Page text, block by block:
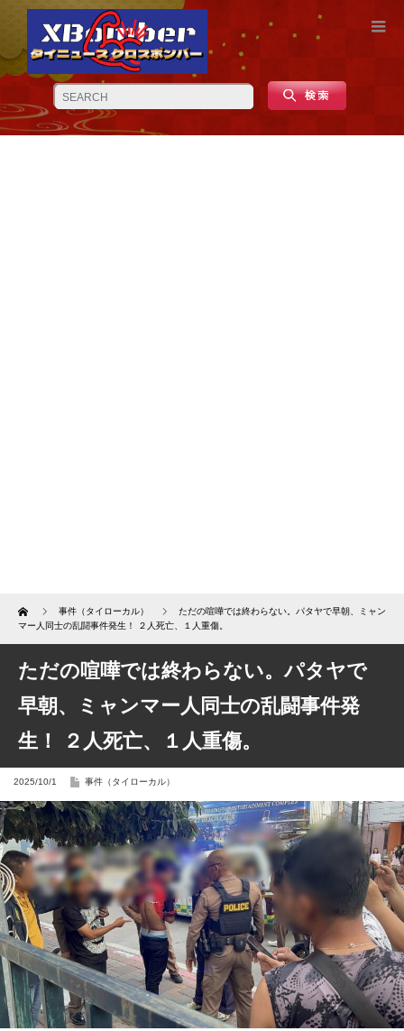
Home 事件（タイローカル）
ただの喧嘩では終わらない。パタヤで早朝、ミャン
マー人同士の乱闘事件発生！ ２人死亡、１人重傷。
ただの喧嘩では終わらない。パタヤで
早朝、ミャンマー人同士の乱闘事件発
生！ ２人死亡、１人重傷。
2025/10/1 事件（タイローカル）